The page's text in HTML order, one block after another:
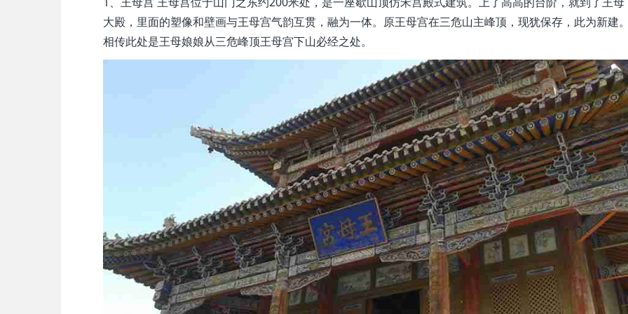
大殿，里面的塑像和壁画与王母宫气韵互贯，融为一体。原王母宫在三危山主峰顶，现犹保存，此为新建
相传此处是王母娘娘从三危峰顶王母宫下山必经之处。